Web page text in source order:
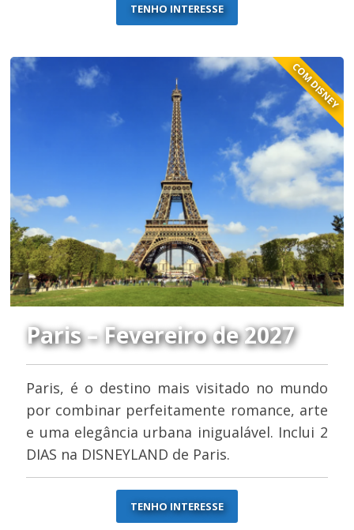
TENHO INTERESSE
COM DISNEY
Paris – Fevereiro de 2027
Paris, é o destino mais visitado no mundo
por combinar perfeitamente romance, arte
e uma elegância urbana inigualável. Inclui 2
DIAS na DISNEYLAND de Paris.
TENHO INTERESSE